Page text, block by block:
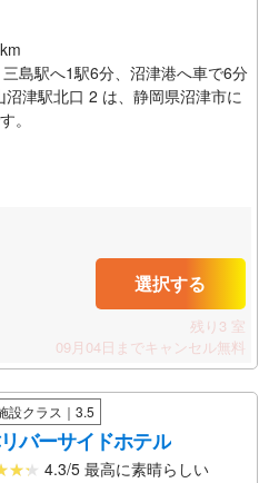
島駅へ1駅6分、沼津港へ車で6分
沼津駅北口 2 は、静岡県沼津市に
。
選択する
残り3 室
09月04日までキャンセル無料
設クラス｜3.5
バーサイドホテル
4.3/5 最高に素晴らしい